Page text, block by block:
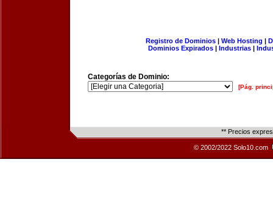
Registro de Dominios| Web Hosting |
Dominios Expirados | Industrias |
Categorías de Dominio:
[Pág.
** Precios
© 2002/2022 Solo10.com